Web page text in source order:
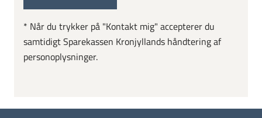
* Når du trykker på "Kontakt mig" accepterer du
samtidigt Sparekassen Kronjyllands håndtering af
personoplysninger.